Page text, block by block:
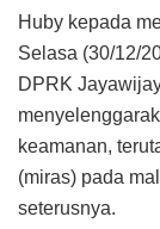
Huby kepada
Selasa (30/12/
DPRK
keamanan,
(miras) pada
seterusnya.